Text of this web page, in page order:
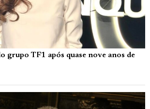
grupo TF1 após quase nove anos de